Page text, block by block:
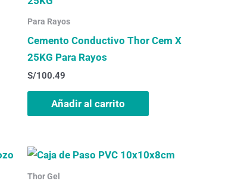
Para Rayos
Cemento Conductivo Thor Cem X
25KG Para Rayos
S/100.49
Añadir al carrito
Thor Gel